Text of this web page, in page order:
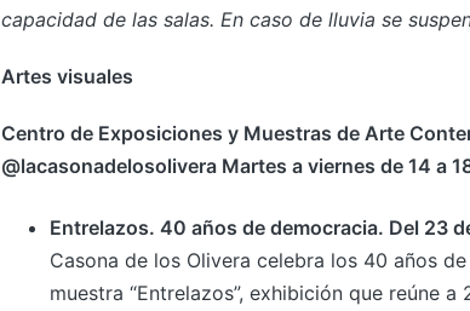
capacidad de las salas. En caso de lluvia se
Artes visuales
Centro de Exposiciones y Muestras de Arte
@lacasonadelosolivera Martes a viernes de 14 a
Entrelazos. 40 años de democracia. Del 23
Casona de los Olivera celebra los 40 años
muestra “Entrelazos”, exhibición que reúne